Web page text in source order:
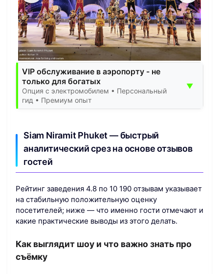
VIP обслуживание в аэропорту - не
только для богатых
Опция с электромобилем • Персональный
гид • Премиум опыт
▼
Siam Niramit Phuket — быстрый
аналитический срез на основе отзывов
гостей
Рейтинг заведения 4.8 по 10 190 отзывам указывает
на стабильную положительную оценку
посетителей; ниже — что именно гости отмечают и
какие практические выводы из этого делать.
Как выглядит шоу и что важно знать про
съёмку